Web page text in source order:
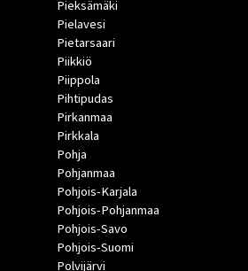
Pieksämäki
Pielavesi
Pietarsaari
Piikkiö
Piippola
Pihtipudas
Pirkanmaa
Pirkkala
Pohja
Pohjanmaa
Pohjois-Karjala
Pohjois-Pohjanmaa
Pohjois-Savo
Pohjois-Suomi
Polvijärvi